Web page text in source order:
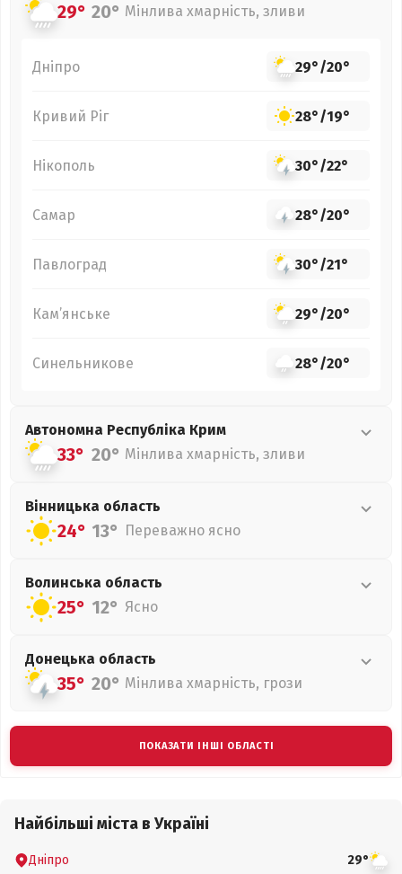
29° 20° Мінлива хмарність, зливи
Дніпро 29°/20°
Кривий Ріг 28°/19°
Нікополь 30°/22°
Самар 28°/20°
Павлоград 30°/21°
Кам’янське 29°/20°
Синельникове 28°/20°
Автономна Республіка Крим
33° 20° Мінлива хмарність, зливи
Вінницька область
24° 13° Переважно ясно
Волинська область
25° 12° Ясно
Донецька область
35° 20° Мінлива хмарність, грози
ПОКАЗАТИ ІНШІ ОБЛАСТІ
Найбільші міста в Україні
Дніпро 29°